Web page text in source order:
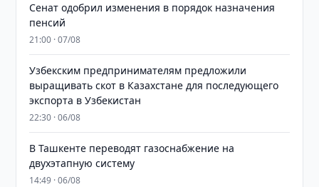
Сенат одобрил изменения в порядок назначения
пенсий
21:00 · 07/08
Узбекским предпринимателям предложили
выращивать скот в Казахстане для последующего
экспорта в Узбекистан
22:30 · 06/08
В Ташкенте переводят газоснабжение на
двухэтапную систему
14:49 · 06/08